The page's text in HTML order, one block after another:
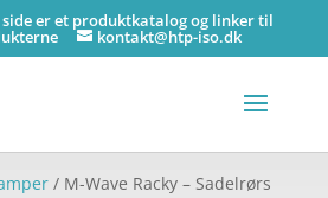
side er et produktkatalog og linker til
kontakt@htp-iso.dk
/ M-Wave Racky – Sadelrørs